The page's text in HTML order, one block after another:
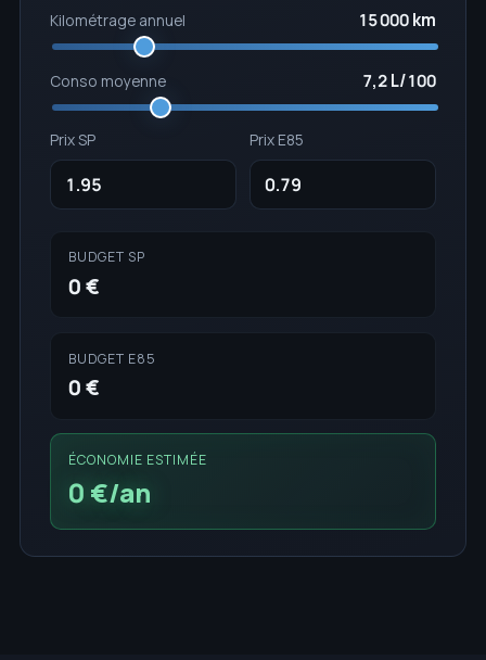
Kilométrage annuel 15 000 km
Conso moyenne 7,2 L/100
Prix SP Prix E85
BUDGET SP
0 €
BUDGET E85
0 €
ÉCONOMIE ESTIMÉE
0 €/an